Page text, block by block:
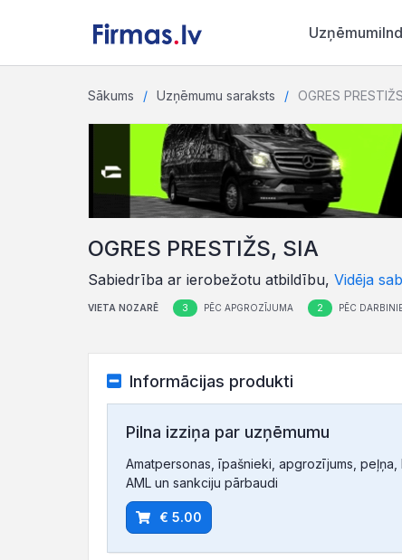
Uzņēmumi
Sākums Uzņēmumu saraksts OGRES
OGRES PRESTIŽS, SIA
Sabiedrība ar ierobežotu atbildību, Vidēja
VIETA NOZARĒ 3 PĒC APGROZĪJUMA 2 PĒC
Informācijas produkti
Pilna izziņa par uzņēmumu
Amatpersonas, īpašnieki, apgrozījums,
AML un sankciju pārbaudi
€ 5.00